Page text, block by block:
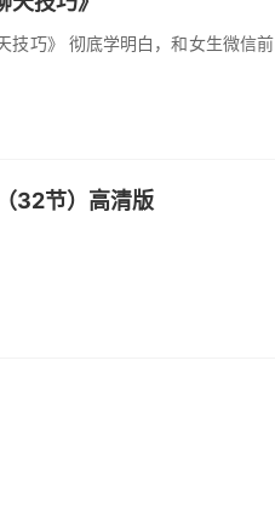
技巧》 彻底学明白，和女生微信前
32节）高清版